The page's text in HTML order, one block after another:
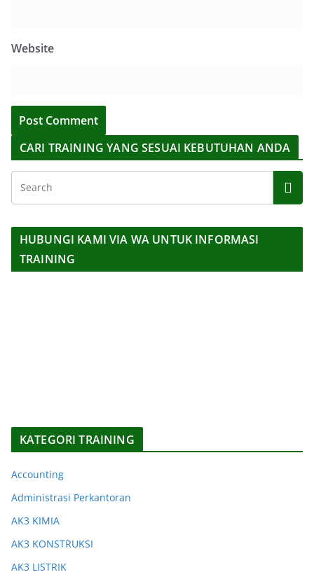
Website
CARI TRAINING YANG SESUAI KEBUTUHAN ANDA
HUBUNGI KAMI VIA WA UNTUK INFORMASI
TRAINING
KATEGORI TRAINING
Accounting
Administrasi Perkantoran
AK3 KIMIA
AK3 KONSTRUKSI
AK3 LISTRIK